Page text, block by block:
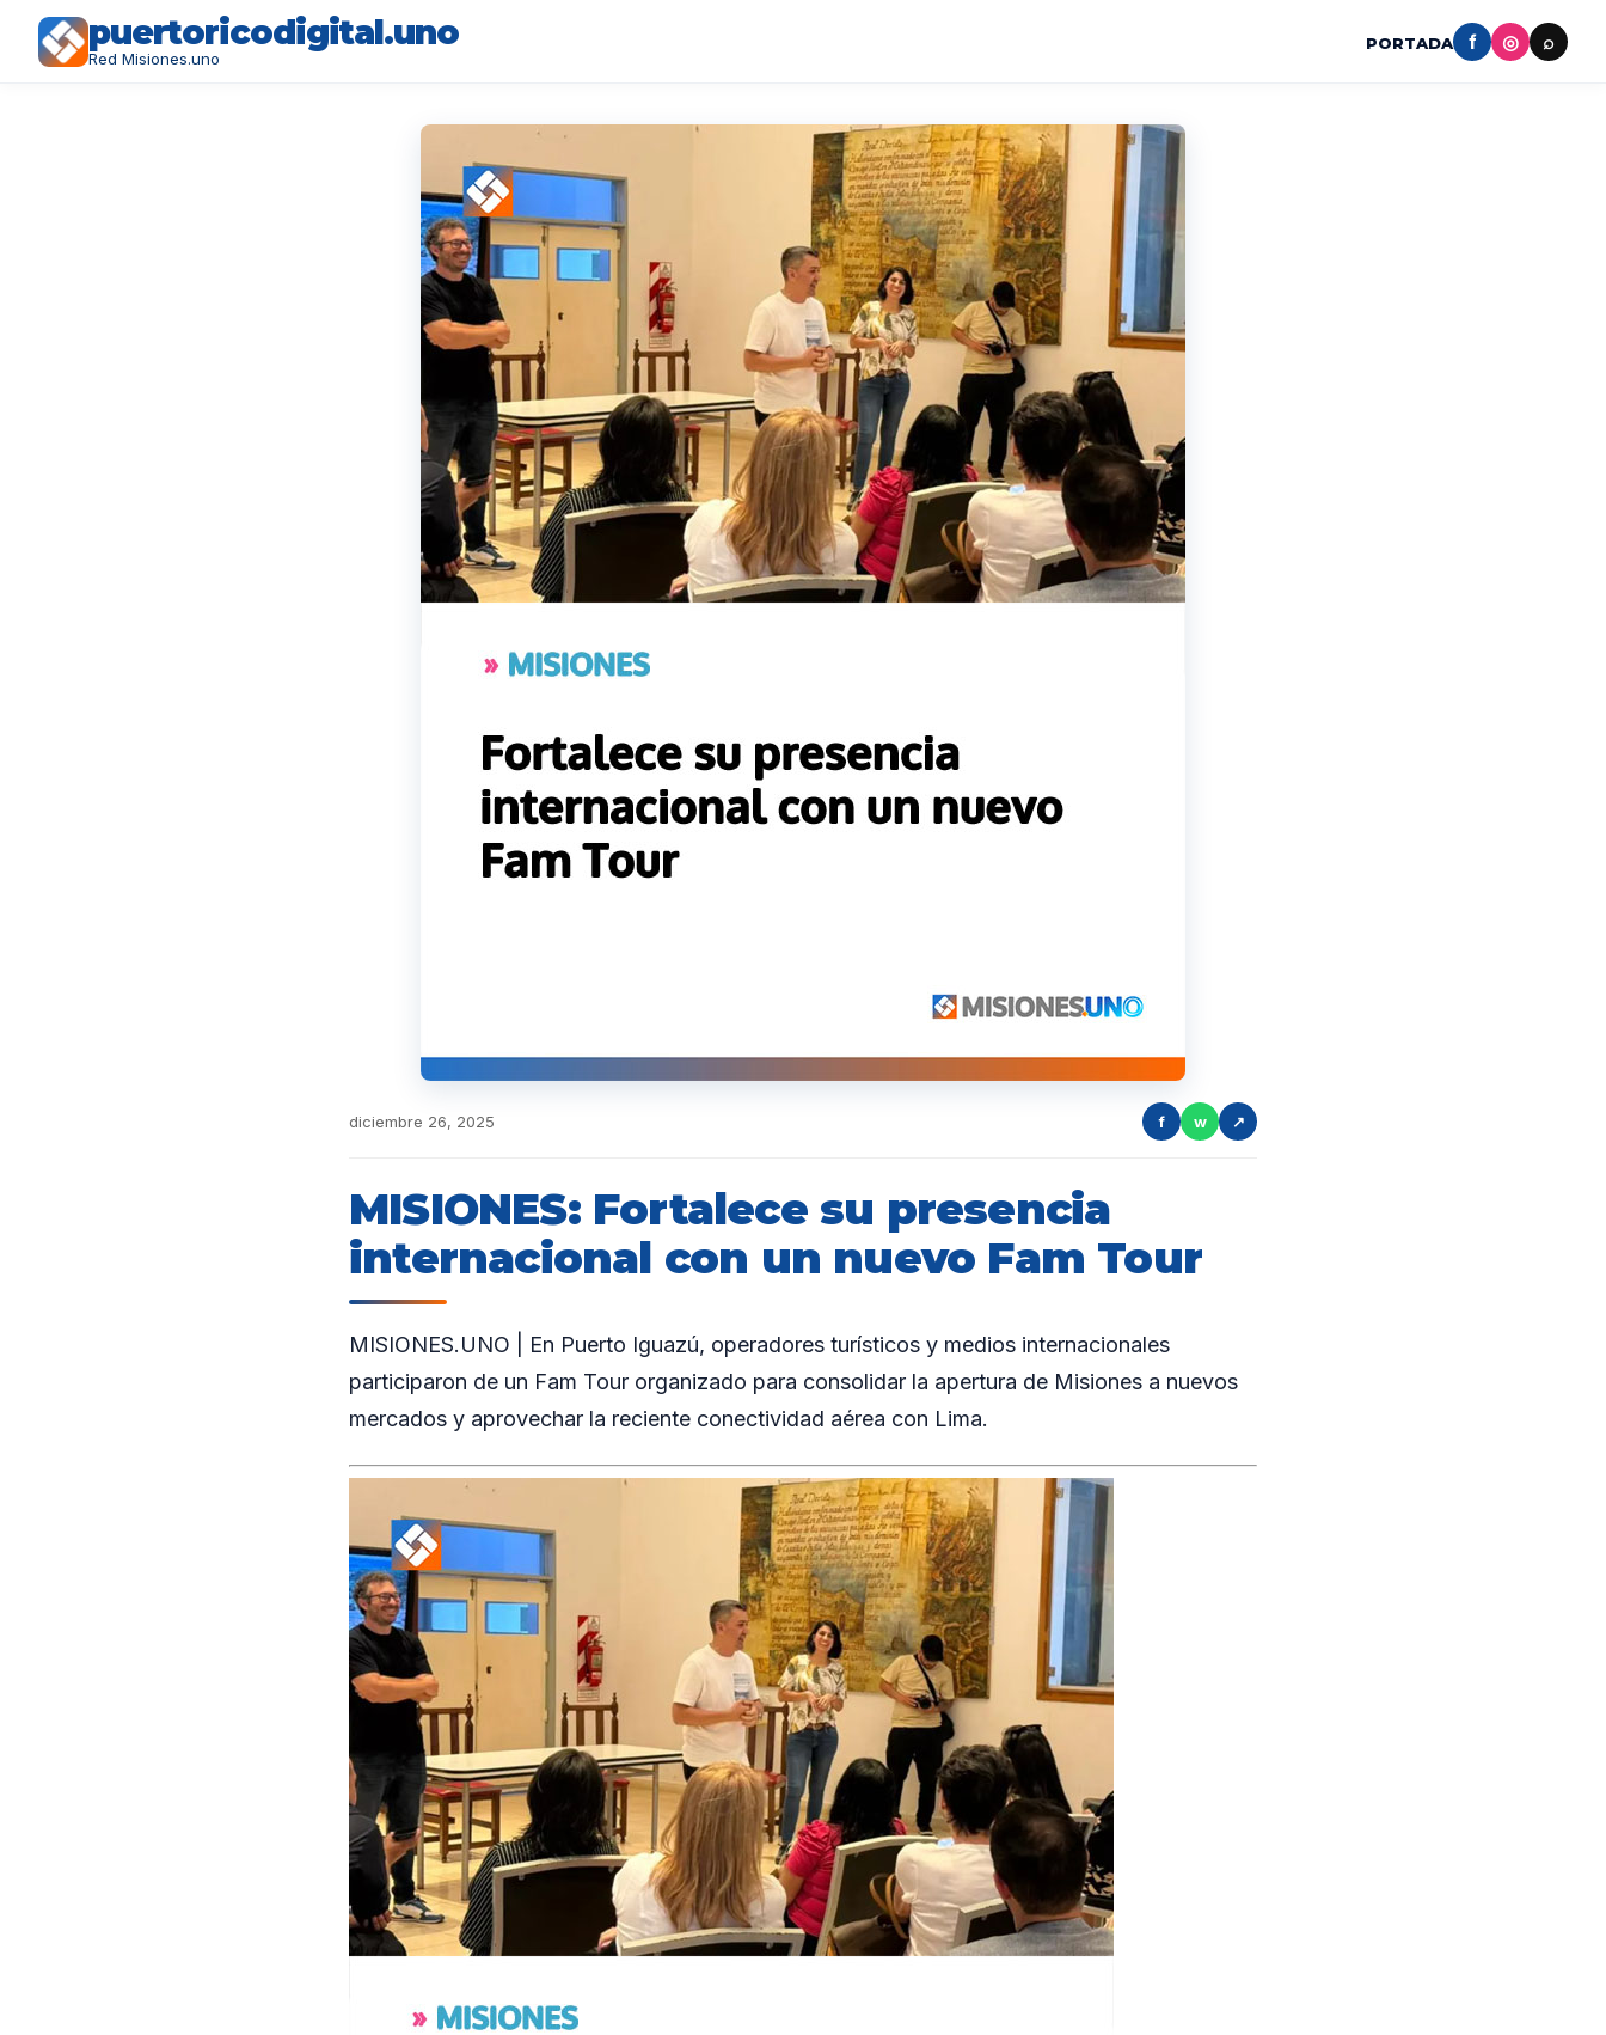
puertoricodigital.uno
Red Misiones.uno
PORTADA f ◎ ⌕
diciembre 26, 2025 f w ↗
MISIONES: Fortalece su presencia
internacional con un nuevo Fam Tour
MISIONES.UNO | En Puerto Iguazú, operadores turísticos y medios internacionales
participaron de un Fam Tour organizado para consolidar la apertura de Misiones a nuevos
mercados y aprovechar la reciente conectividad aérea con Lima.